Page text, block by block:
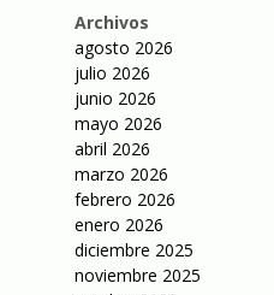
Archivos
agosto 2026
julio 2026
junio 2026
mayo 2026
abril 2026
marzo 2026
febrero 2026
enero 2026
diciembre 2025
noviembre 2025